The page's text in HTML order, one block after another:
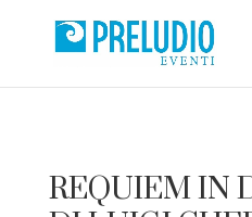
REQUIEM IN